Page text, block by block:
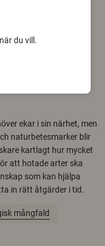
ekar i sin närhet, men
naturbetesmarker blir
kartlagt hur mycket
att hotade arter ska
som kan hjälpa
in rätt åtgärder i tid.
mångfald
du vill.